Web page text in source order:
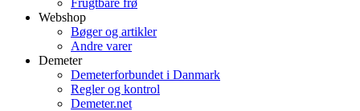
Frugtbare frø
Webshop
Bøger og artikler
Andre varer
Demeter
Demeterforbundet i Danmark
Regler og kontrol
Demeter.net